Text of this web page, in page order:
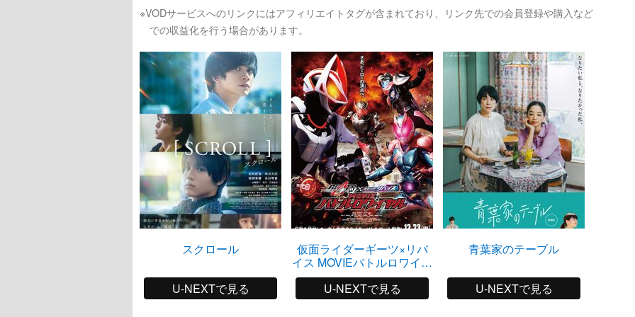
※VODサービスへのリンクにはアフィリエイトタグが含まれており、リンク先での会員登録や購入など
での収益化を行う場合があります。
スクロール
U-NEXTで見る
仮面ライダーギーツ×リバ
イス MOVIEバトルロワイヤ
ル
U-NEXTで見る
青葉家のテーブル
U-NEXTで見る